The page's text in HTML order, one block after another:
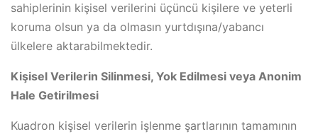
sahiplerinin kişisel verilerini üçüncü kişilere ve yeterli
koruma olsun ya da olmasın yurtdışına/yabancı
ülkelere aktarabilmektedir.
Kişisel Verilerin Silinmesi, Yok Edilmesi veya Anonim
Hale Getirilmesi
Kuadron kişisel verilerin işlenme şartlarının tamamının